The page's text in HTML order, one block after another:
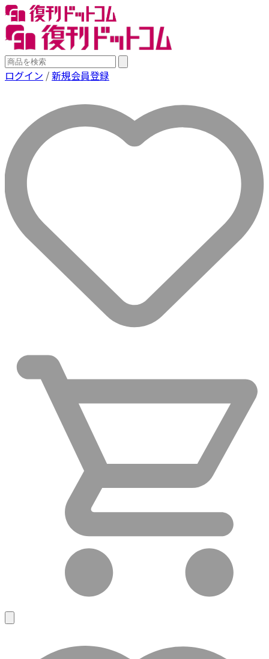
ログイン /新規会員登録